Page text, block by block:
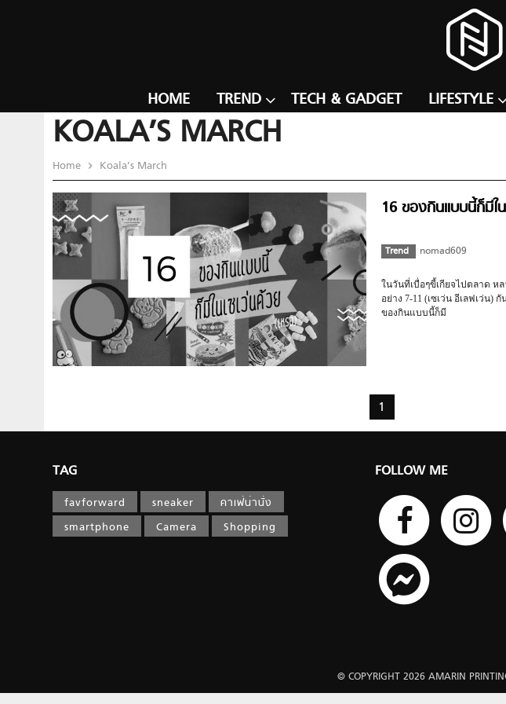
HOME TREND TECH & GADGET LIFESTYLE
KOALA’S MARCH
Home Koala’s March
16 ของกินแบบนี้ก็มีใ
Trend nomad609
ในวันที่เบื่อๆขี้เกียจไปตลาด ห
อย่าง 7-11 (เซเว่น อีเลฟเว่น)
ของกินแบบนี้ก็มี
1
TAG
favforward sneaker
คาเฟ่น่านั่ง
smartphone
Camera Shopping
FOLLOW ME
© COPYRIGHT 2026 AMARIN